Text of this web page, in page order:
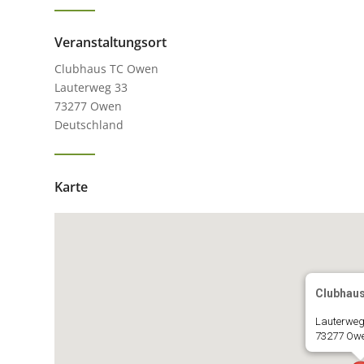
Veranstaltungsort
Clubhaus TC Owen
Lauterweg 33
73277 Owen
Deutschland
Karte
73277